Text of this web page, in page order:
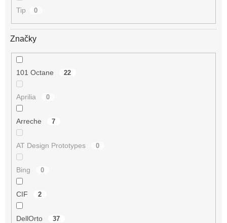
Tip 0
Značky
101 Octane 22
Aprilia 0
Arreche 7
AT Design Prototypes 0
Bing 0
CIF 2
DellOrto 37